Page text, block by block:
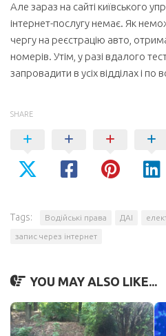
Але зараз на сайті київського
інтернет-послугу немає. Як
чергу на реєстрацію авто,
номерів. Утім, у разі вдалого
запровадити в усіх відділах і по
SHARE
Tags: Водійські права ДАІ
запис через інтернет
YOU MAY ALSO LIKE...